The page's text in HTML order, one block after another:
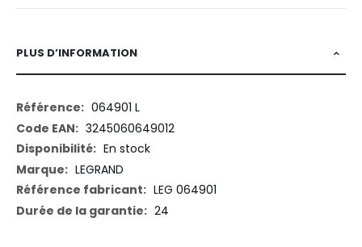
PLUS D’INFORMATION
Plus
d’information
064901 L
3245060649012
En stock
LEGRAND
LEG 064901
24